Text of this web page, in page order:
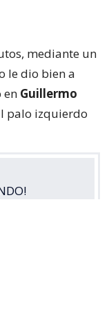
mediante un
le dio bien a
en Guillermo
palo izquierdo